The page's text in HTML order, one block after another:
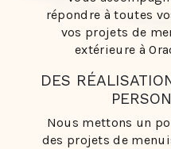
répondre à toutes
vos projets de
extérieure à
DES
Nous mettons un
des projets de